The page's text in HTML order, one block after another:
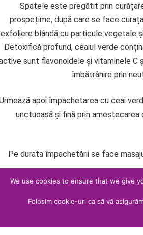
Spatele este pregătit prin
prospețime, după care se face
exfoliere blândă cu particule vegetale
Detoxifică profund, ceaiul verde
sunt flavonoidele și vitaminele C
îmbătrânire prin
apoi împachetarea cu ceai
unctuoasă și fină prin
Pe durata împachetării se face
We use cookies to ensure that we give
Folosim cookie-uri ca să vă